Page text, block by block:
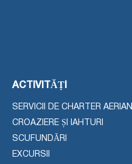
ACTIVITĂȚI
SERVICII DE CHARTER AERIAN
CROAZIERE ȘI IAHTURI
SCUFUNDĂRI
EXCURSII